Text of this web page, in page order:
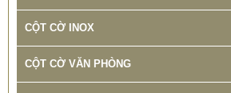
CỘT CỜ INOX
CỘT CỜ VĂN PHÒNG